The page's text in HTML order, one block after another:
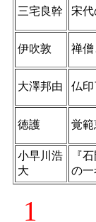
三宅良幹 宋代
伊吹敦 禅僧
大澤邦由 仏
徳護 覚範
小早川浩
大
『
の一
1